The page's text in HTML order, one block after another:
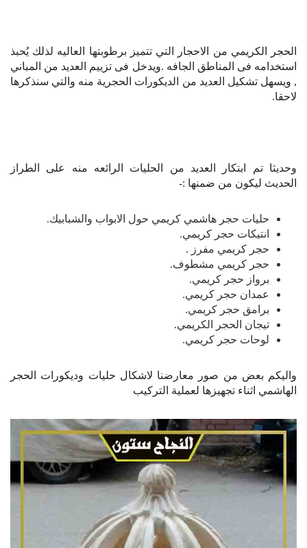
الحجر الكريمي من الاحجار التي تتميز برطوبتها العاليه لذلك يُحبذ
استخدامه فى المناطق الجافه .ويدخل فى تزييم العديد من المباني
, ويسهل تشكيل العديد من الديكورات الحجرية منه والتي سنذكرها
لاحقا.
وحديثا تم ابتكار العديد من الحليات الرائعه منه على الطراز
الحديث ليكون من ضمنها :-
حليات حجر هاشمي كريمي حول الابواب والشبابيك.
انتيكات حجر كريمي.
حجر كريمي مفرز .
حجر كريمي مشطوف.
برواز حجر كريمي.
عمدان حجر كريمي.
برامق حجر كريمي.
تيجان الحجر الكريمي.
لوحات حجر كريمي.
واليكم بعض من صور معارضنا لاشكال حليات وديكورات الحجر
الهاشمي اثناء تجهيزها لعملية التركيب